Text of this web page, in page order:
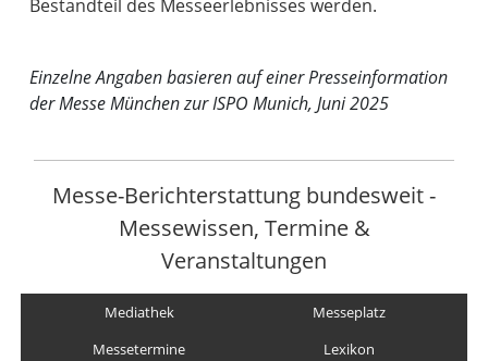
Bestandteil des Messeerlebnisses werden.
Einzelne Angaben basieren auf einer Presseinformation
der Messe München zur ISPO Munich, Juni 2025
Messe-Berichterstattung bundesweit -
Messewissen, Termine &
Veranstaltungen
Mediathek
Messeplatz
Messetermine
Lexikon